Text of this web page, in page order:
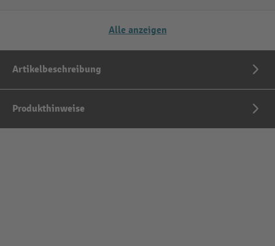
Alle anzeigen
Artikelbeschreibung
Produkthinweise